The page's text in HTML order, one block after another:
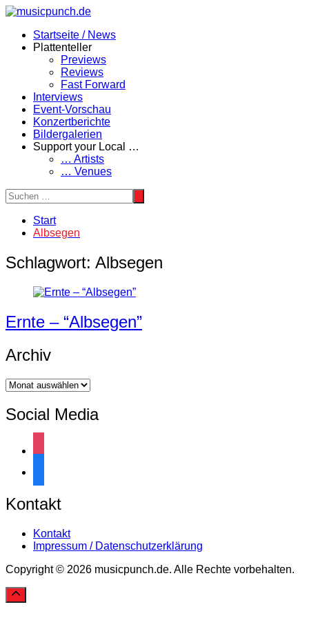
Zum
springenStartseite / News
Plattenteller
Previews
Reviews
Fast Forward
Interviews
Event-Vorschau
Konzertberichte
Bildergalerien
Support your Local …
… Artists
… Venues
Start
Albsegen
Schlagwort: Albsegen
Ernte – “Albsegen”
Archiv
Archiv
Social Media
Kontakt
Kontakt
Impressum / Datenschutzerklärung
Copyright © 2026 musicpunch.de. Alle Rechte vorbehalten.